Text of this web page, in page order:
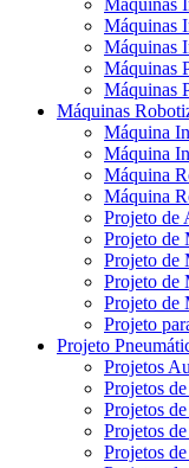
Máquinas
Máquinas
Máquinas
Máquinas
Máquinas
Máquinas
Máquina
Máquina
Máquina
Máquina
Projeto de
Projeto de
Projeto de
Projeto de
Projeto de
Projeto
Projeto
Projetos
Projetos
Projetos
Projetos
Projetos